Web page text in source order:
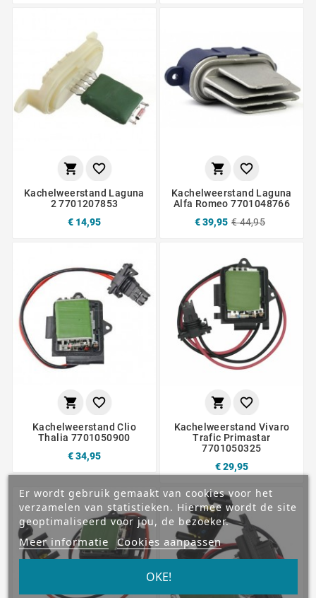
 
Kachelweerstand Laguna
2 7701207853
€ 14,95
 
Kachelweerstand Laguna
Alfa Romeo 7701048766
€ 39,95 € 44,95
 
Kachelweerstand Clio
Thalia 7701050900
€ 34,95
 
Kachelweerstand Vivaro
Trafic Primastar
7701050325
€ 29,95
Er wordt gebruik gemaakt van cookies voor het
verzamelen van statistieken. Hiermee wordt de site
geoptimaliseerd voor jou, de bezoeker.
Meer informatie Cookies aanpassen
OKE!